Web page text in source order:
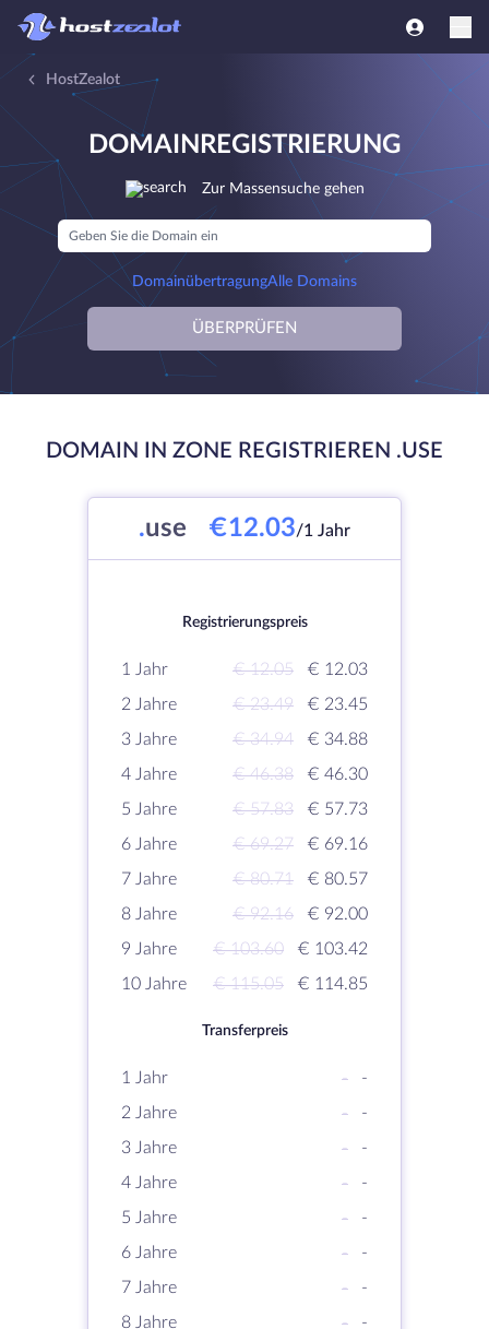
HostZealot
DOMAINREGISTRIERUNG
Zur Massensuche gehen
DomainübertragungAlle Domains
ÜBERPRÜFEN
DOMAIN IN ZONE REGISTRIEREN .USE
.use €12.03/1 Jahr
Registrierungspreis
1 Jahr € 12.05
€ 12.03
2 Jahre
€ 23.49
€ 23.45
3 Jahre
€ 34.94
€ 34.88
4 Jahre
€ 46.38
€ 46.30
5 Jahre
€ 57.83
€ 57.73
6 Jahre
€ 69.27
€ 69.16
7 Jahre
€ 80.71
€ 80.57
8 Jahre
€ 92.16
€ 92.00
9 Jahre
€ 103.60
€ 103.42
10 Jahre
€ 115.05 € 114.85
Transferpreis
1 Jahr -
-
2 Jahre
-
-
3 Jahre
-
-
4 Jahre
-
-
5 Jahre
-
-
6 Jahre
-
-
7 Jahre
-
-
8 Jahre
-
-